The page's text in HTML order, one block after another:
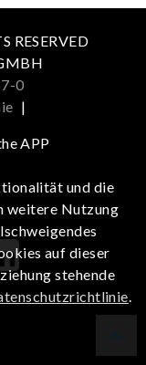
RESERVED
0
|
APP
und die
weitere Nutzung
auf dieser
stehende
.